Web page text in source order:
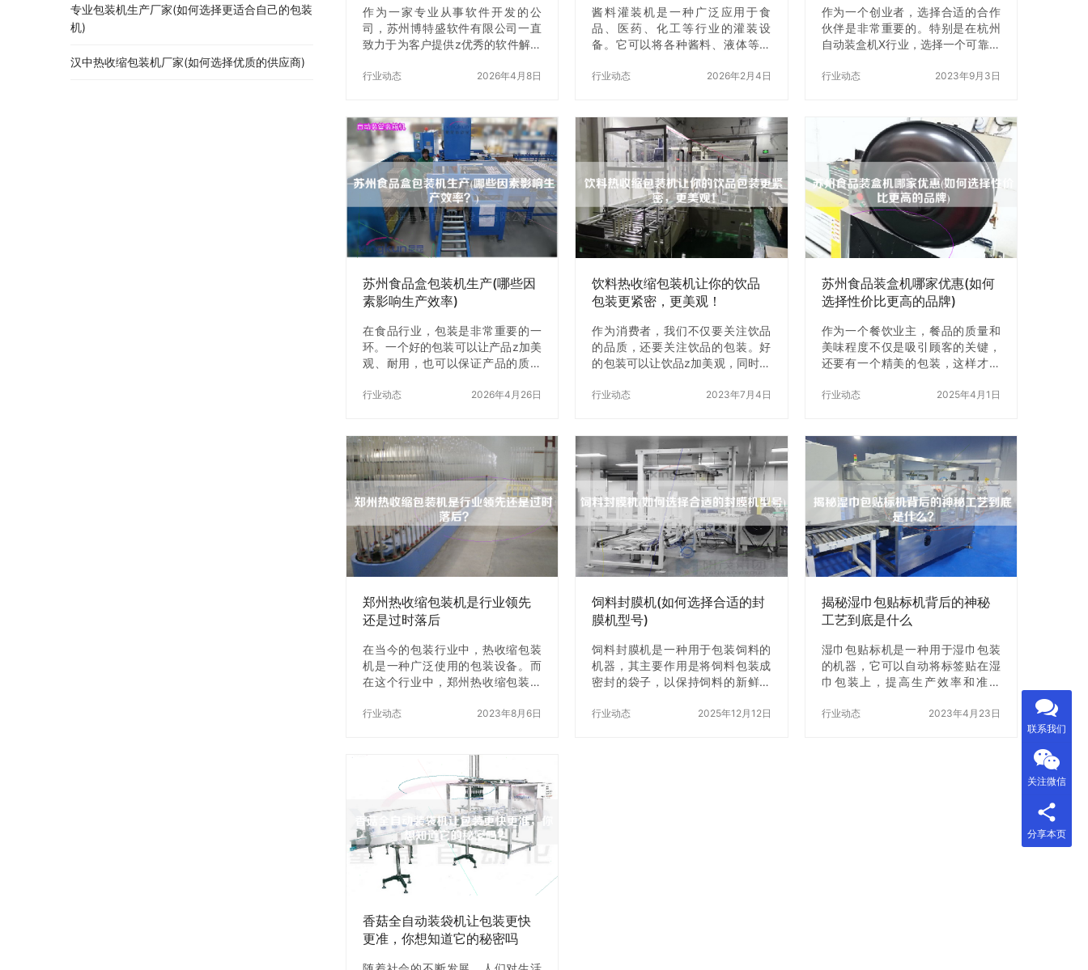
作为一家专业从事软件开发的公
司，苏州博特盛软件有限公司一直
致力于为客户提供z优秀的软件解决
家介绍苏州博特盛软件有限公司提
企业级应用软件 苏州博特盛软件有
限公司提供的企业级应用软件可以
帮助企业实现信息化管理，提高企
业的运营效率和管理水平。我们的
企业级应用软件包括ERP、CRM、
OA等多个模块，可以满足不同企业
的需求。其中，我们的ERP软件可
以帮助企业实现全面的资源管理，
包括采购、X、库存、财务等多个方
行业动态 2026年4月8日
酱料灌装机是一种广泛应用于食
品、医药、化工等行业的灌装设
备。它可以将各种酱料、液体等物
包装容器中。但是，市面上的酱料
面为您介绍如何选择适合自己的酱
料灌装机。 一、酱料灌装机的类型
酱料灌装机主要分为单头灌装机、
双头灌装机、四头灌装机等多种类
型。单头灌装机适用于小规模生
产，双头灌装机适用于中小规模生
产，四头灌装机适用于大规模生
产。因此，在选择酱料灌装机时，
应根据自己的生产规模和需求来选
行业动态 2026年2月4日
作为一个创业者，选择合适的合作
伙伴是非常重要的。特别是在杭州
自动装盒机X行业，选择一个可靠的
务。但是，如何选择可靠的合作伙
选择到一个可靠的杭州自动装盒机X
商。 一、寻找可靠的合作伙伴 首
先，你需要寻找可靠的合作伙伴。
这个过程需要你进行一些研究和调
查。你可以通过以下方式寻找合适
的合作伙伴： 1. 搜索引擎 你可以通
过搜索引擎来寻找杭州自动装盒机X
商。你可以输入关键词“杭州自动装
盒机X商”来寻找相关信息。你可
行业动态 2023年9月3日
苏州食品盒包装机生产(哪些因
素影响生产效率)
在食品行业，包装是非常重要的一
环。一个好的包装可以让产品z加美
观、耐用，也可以保证产品的质量
现，为食品包装行业带来了新的机
效率呢？下面就让我们一起来了解
一下。 一、机器的性能 首先，机器
的性能是影响生产效率的重要因素
之一。苏州食品盒包装机的性能包
括速度、稳定性、可靠性等。如X器
的速度过慢，就会导致生产效率低
下；如X器的稳定性和可靠性不足，
就会导致生产中断和维修时间增
加，从而影响生产效率。 二、操作
行业动态 2026年4月26日
饮料热收缩包装机让你的饮品
包装更紧密，更美观！
作为消费者，我们不仅要关注饮品
的品质，还要关注饮品的包装。好
的包装可以让饮品z加美观，同时也
料热收缩包装机就是一种能够让饮
包装机是一种专门用于饮品包装的
设备。它可以将包装膜热收缩到饮
品瓶子上，使得瓶子的表面z加光
滑，包装z加紧密，同时也能够保证
饮品的品质不受损失。 饮料热收缩
包装机的工作原理 饮料热收缩包装
机的工作原理非常简单。它通过加
热包装膜，使其收缩到饮品瓶子
上，从而达到包装的目的。具体来
行业动态 2023年7月4日
苏州食品装盒机哪家优惠(如何
选择性价比更高的品牌)
作为一个餐饮业主，餐品的质量和
美味程度不仅是吸引顾客的关键，
还要有一个精美的包装，这样才能
为餐饮业主提供这种服务的机器。
惠呢？如何选择性价比z高的品牌
呢？本文将为大家介绍。 一、苏州
食品装盒机哪家优惠？ 在苏州，有
许多品牌的食品装盒机，其中一些
品牌的机器价格相对较高，而另一
些品牌的机器价格则相对较低。那
么，苏州食品装盒机哪家优惠呢？
我们可以通过以下几种途径来寻
找： 1. 网上搜索 在互联网上搜索
行业动态 2025年4月1日
郑州热收缩包装机是行业领先
还是过时落后
在当今的包装行业中，热收缩包装
机是一种广泛使用的包装设备。而
在这个行业中，郑州热收缩包装机
着技术的不断z新，人们对于这种设
还是过时落后呢？ 一、郑州热收缩
包装机的工作原理 首先，我们来了
解一下郑州热收缩包装机的工作原
理。热收缩包装机是通过加热收缩
膜来达到包装的目的。在包装过程
中，将商品放置在包装机上，然后
用收缩膜将商品包裹起来，再通过
加热使收缩膜收缩，从而将商品包
装紧密。而郑州热收缩包装机在这
行业动态 2023年8月6日
饲料封膜机(如何选择合适的封
膜机型号)
饲料封膜机是一种用于包装饲料的
机器，其主要作用是将饲料包装成
密封的袋子，以保持饲料的新鲜度
来越多的养殖户开始使用饲料封膜
行业动态 2025年12月12日
揭秘湿巾包贴标机背后的神秘
工艺到底是什么
湿巾包贴标机是一种用于湿巾包装
的机器，它可以自动将标签贴在湿
巾包装上，提高生产效率和准确
呢？在本文中，我们将揭秘湿巾包
行业动态 2023年4月23日
香菇全自动装袋机让包装更快
更准，你想知道它的秘密吗
专业包装机生产厂家(如何选择更适合自己的包装
机)
汉中热收缩包装机厂家(如何选择优质的供应商)
联系我们
关注微信
分享本页